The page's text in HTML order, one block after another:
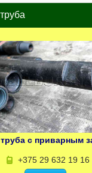
с приварным
+375 29 632 19 16